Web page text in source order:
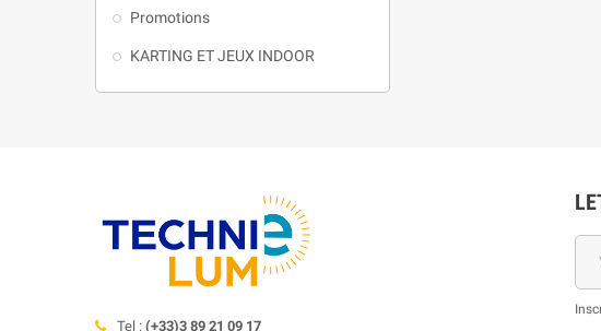
Promotions
KARTING ET JEUX INDOOR
Tel : (+33)3 89 21 09 17